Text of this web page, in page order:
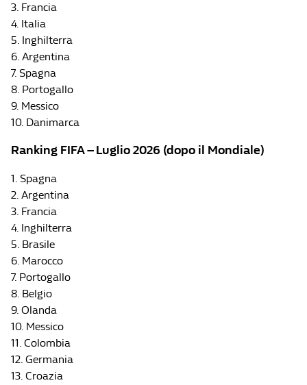
3. Francia
4. Italia
5. Inghilterra
6. Argentina
7. Spagna
8. Portogallo
9. Messico
10. Danimarca
Ranking FIFA – Luglio 2026 (dopo il Mondiale)
1. Spagna
2. Argentina
3. Francia
4. Inghilterra
5. Brasile
6. Marocco
7. Portogallo
8. Belgio
9. Olanda
10. Messico
11. Colombia
12. Germania
13. Croazia